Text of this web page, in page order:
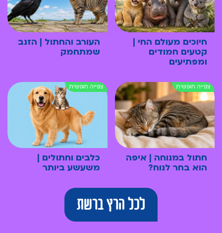
חיוכים מעולם החי |
קטעים חמודים
ומפתיעים
העורב והחתול | הזנב
שמתחמק
חתול במנוחה | איפה
הוא בחר לנוח?
כלבים וחתולים |
משעשע ביותר
לכל הרץ ברשת